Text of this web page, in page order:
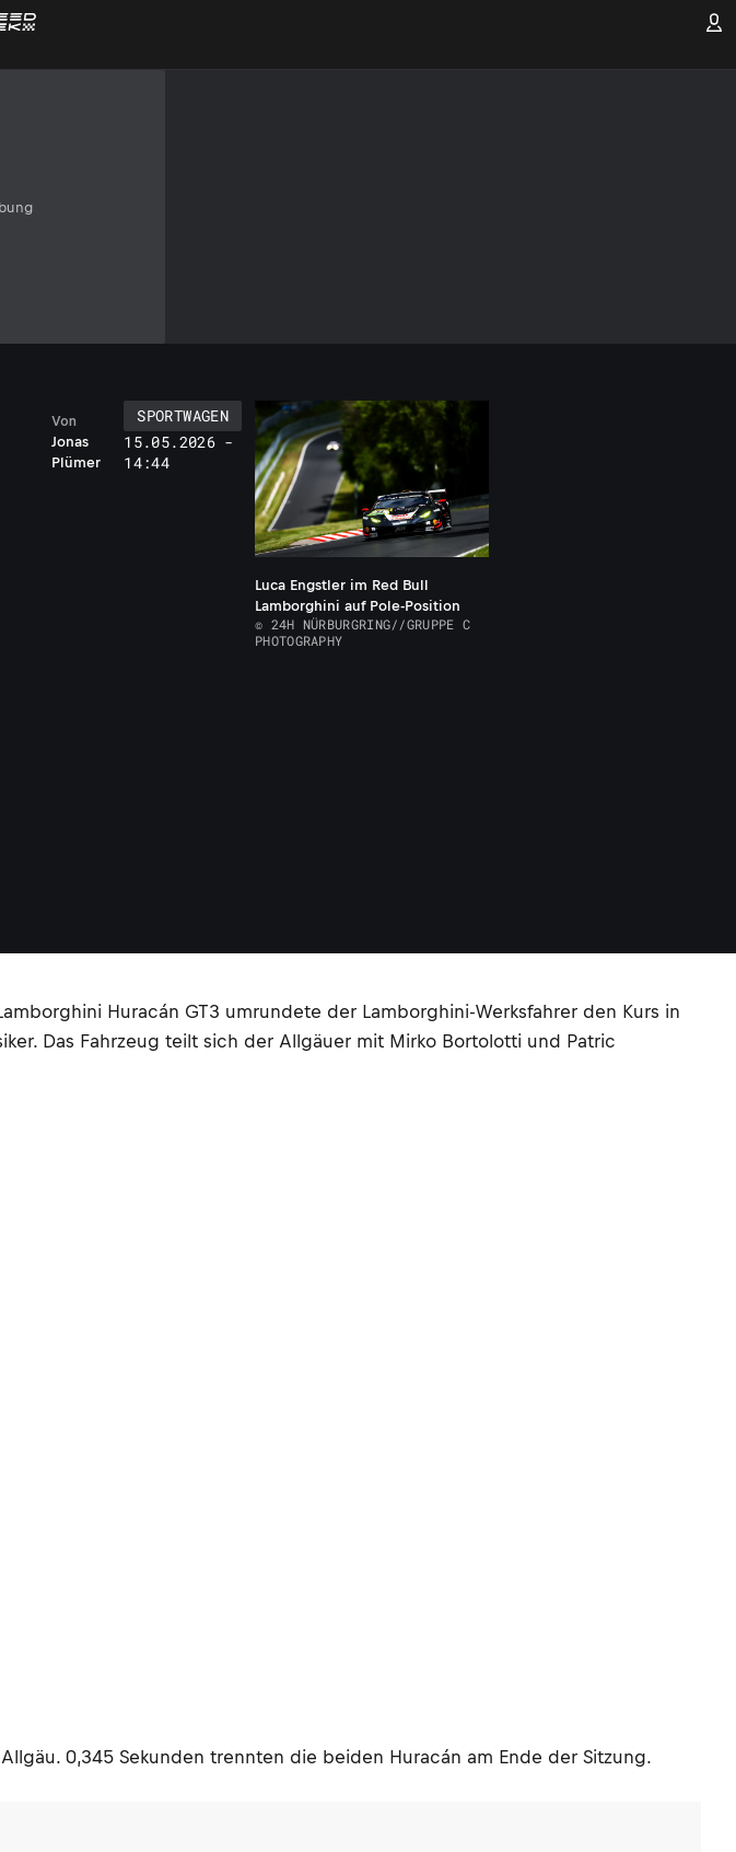
Jonas
Plümer
Von
SPORTWAGEN
15.05.2026 -
14:44
Luca Engstler im Red Bull
Lamborghini auf Pole-Position
© 24H NÜRBURGRING//GRUPPE C
PHOTOGRAPHY
Huracán GT3 umrundete der Lamborghini-Werksfahrer den Kurs in
Das Fahrzeug teilt sich der Allgäuer mit Mirko Bortolotti und Patric
0,345 Sekunden trennten die beiden Huracán am Ende der Sitzung.